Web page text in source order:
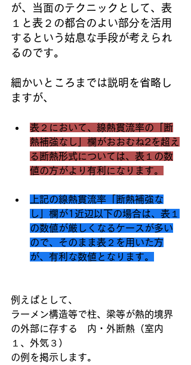
が、当面のテクニックとして、表
１と表２の都合のよい部分を活用
するという姑息な手段が考えられ
るのです。
細かいところまでは説明を省略し
ますが、
表２において、線熱貫流率の「断
熱補強なし」欄がおおむね2を超え
る断熱形式については、表１の数
値の方がより有利になります。
上記の線熱貫流率「断熱補強な
し」欄が1近辺以下の場合は、表１
の数値が厳しくなるケースが多い
ので、そのまま表２を用いた方
が、有利な数値となります。
例えばとして、
ラーメン構造等で柱、梁等が熱的境界
の外部に存する　内・外断熱（室内
１、外気３）
の例を掲示します。